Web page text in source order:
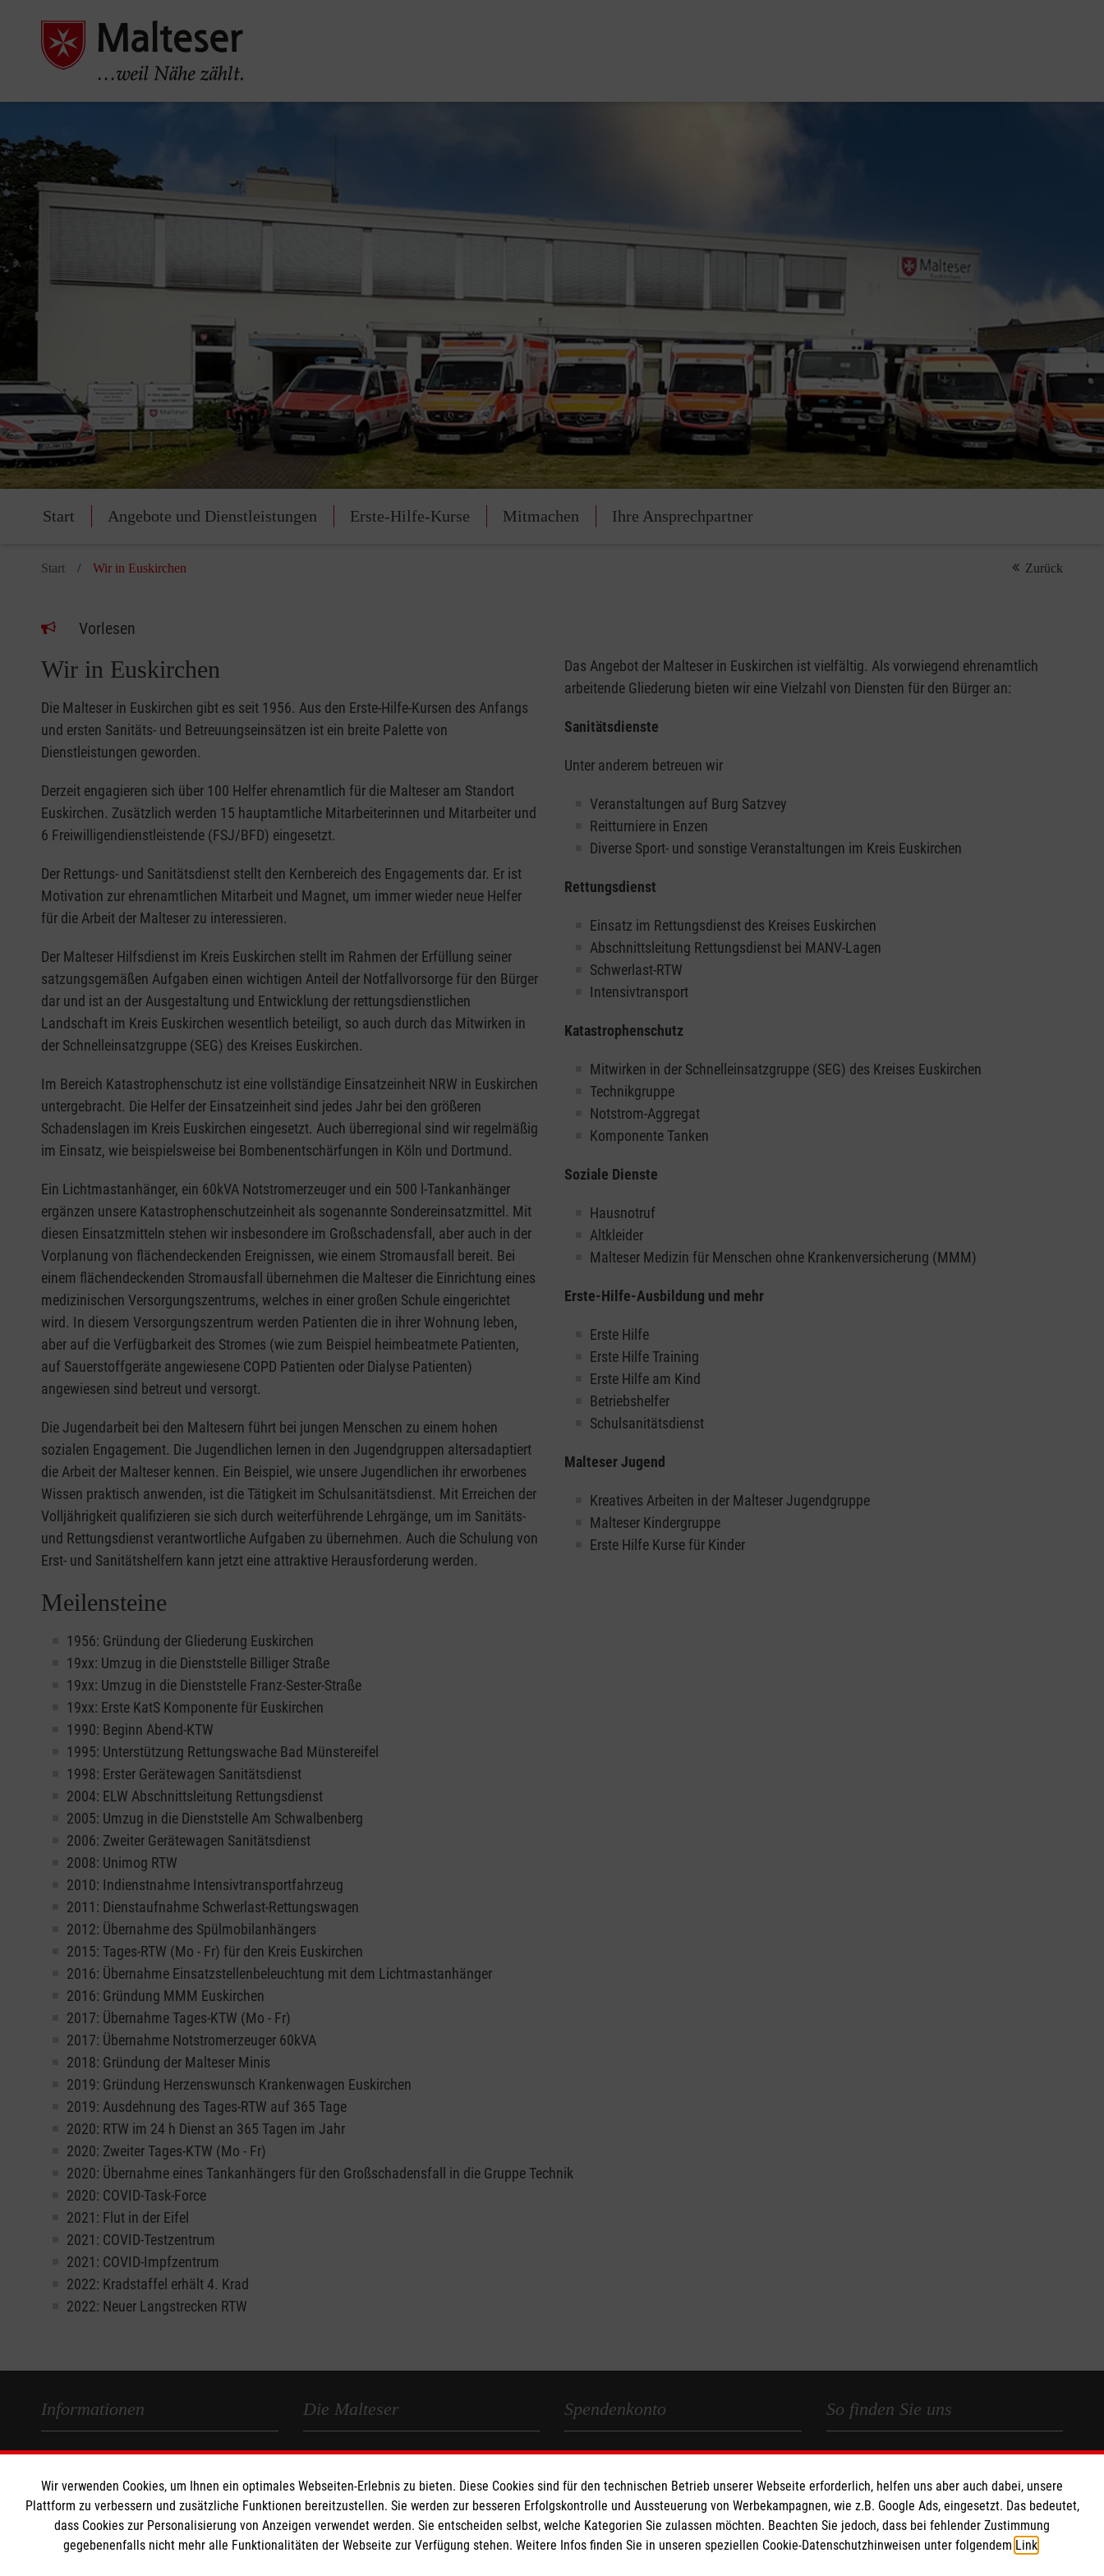
Start Angebote und Dienstleistungen Erste-Hilfe-Kurse Mitmachen Ihre Ansprechpartner
Start Wir in Euskirchen Zurück
Vorlesen
Wir in Euskirchen
Die Malteser in Euskirchen gibt es seit 1956. Aus den Erste-Hilfe-Kursen des Anfangs
und ersten Sanitäts- und Betreuungseinsätzen ist ein breite Palette von
Dienstleistungen geworden.
Derzeit engagieren sich über 100 Helfer ehrenamtlich für die Malteser am Standort
Euskirchen. Zusätzlich werden 15 hauptamtliche Mitarbeiterinnen und Mitarbeiter und
6 Freiwilligendienstleistende (FSJ/BFD) eingesetzt.
Der Rettungs- und Sanitätsdienst stellt den Kernbereich des Engagements dar. Er ist
Motivation zur ehrenamtlichen Mitarbeit und Magnet, um immer wieder neue Helfer
für die Arbeit der Malteser zu interessieren.
Der Malteser Hilfsdienst im Kreis Euskirchen stellt im Rahmen der Erfüllung seiner
satzungsgemäßen Aufgaben einen wichtigen Anteil der Notfallvorsorge für den Bürger
dar und ist an der Ausgestaltung und Entwicklung der rettungsdienstlichen
Landschaft im Kreis Euskirchen wesentlich beteiligt, so auch durch das Mitwirken in
der Schnelleinsatzgruppe (SEG) des Kreises Euskirchen.
Im Bereich Katastrophenschutz ist eine vollständige Einsatzeinheit NRW in Euskirchen
untergebracht. Die Helfer der Einsatzeinheit sind jedes Jahr bei den größeren
Schadenslagen im Kreis Euskirchen eingesetzt. Auch überregional sind wir regelmäßig
im Einsatz, wie beispielsweise bei Bombenentschärfungen in Köln und Dortmund.
Ein Lichtmastanhänger, ein 60kVA Notstromerzeuger und ein 500 l-Tankanhänger
ergänzen unsere Katastrophenschutzeinheit als sogenannte Sondereinsatzmittel. Mit
diesen Einsatzmitteln stehen wir insbesondere im Großschadensfall, aber auch in der
Vorplanung von flächendeckenden Ereignissen, wie einem Stromausfall bereit. Bei
einem flächendeckenden Stromausfall übernehmen die Malteser die Einrichtung eines
medizinischen Versorgungszentrums, welches in einer großen Schule eingerichtet
wird. In diesem Versorgungszentrum werden Patienten die in ihrer Wohnung leben,
aber auf die Verfügbarkeit des Stromes (wie zum Beispiel heimbeatmete Patienten,
auf Sauerstoffgeräte angewiesene COPD Patienten oder Dialyse Patienten)
angewiesen sind betreut und versorgt.
Die Jugendarbeit bei den Maltesern führt bei jungen Menschen zu einem hohen
sozialen Engagement. Die Jugendlichen lernen in den Jugendgruppen altersadaptiert
die Arbeit der Malteser kennen. Ein Beispiel, wie unsere Jugendlichen ihr erworbenes
Wissen praktisch anwenden, ist die Tätigkeit im Schulsanitätsdienst. Mit Erreichen der
Volljährigkeit qualifizieren sie sich durch weiterführende Lehrgänge, um im Sanitäts-
und Rettungsdienst verantwortliche Aufgaben zu übernehmen. Auch die Schulung von
Erst- und Sanitätshelfern kann jetzt eine attraktive Herausforderung werden.
Das Angebot der Malteser in Euskirchen ist vielfältig. Als vorwiegend ehrenamtlich
arbeitende Gliederung bieten wir eine Vielzahl von Diensten für den Bürger an:
Sanitätsdienste
Unter anderem betreuen wir
Veranstaltungen auf Burg Satzvey
Reitturniere in Enzen
Diverse Sport- und sonstige Veranstaltungen im Kreis Euskirchen
Rettungsdienst
Einsatz im Rettungsdienst des Kreises Euskirchen
Abschnittsleitung Rettungsdienst bei MANV-Lagen
Schwerlast-RTW
Intensivtransport
Katastrophenschutz
Mitwirken in der Schnelleinsatzgruppe (SEG) des Kreises Euskirchen
Technikgruppe
Notstrom-Aggregat
Komponente Tanken
Soziale Dienste
Hausnotruf
Altkleider
Malteser Medizin für Menschen ohne Krankenversicherung (MMM)
Erste-Hilfe-Ausbildung und mehr
Erste Hilfe
Erste Hilfe Training
Erste Hilfe am Kind
Betriebshelfer
Schulsanitätsdienst
Malteser Jugend
Kreatives Arbeiten in der Malteser Jugendgruppe
Malteser Kindergruppe
Erste Hilfe Kurse für Kinder
Meilensteine
1956: Gründung der Gliederung Euskirchen
19xx: Umzug in die Dienststelle Billiger Straße
19xx: Umzug in die Dienststelle Franz-Sester-Straße
19xx: Erste KatS Komponente für Euskirchen
1990: Beginn Abend-KTW
1995: Unterstützung Rettungswache Bad Münstereifel
1998: Erster Gerätewagen Sanitätsdienst
2004: ELW Abschnittsleitung Rettungsdienst
2005: Umzug in die Dienststelle Am Schwalbenberg
2006: Zweiter Gerätewagen Sanitätsdienst
2008: Unimog RTW
2010: Indienstnahme Intensivtransportfahrzeug
2011: Dienstaufnahme Schwerlast-Rettungswagen
2012: Übernahme des Spülmobilanhängers
2015: Tages-RTW (Mo - Fr) für den Kreis Euskirchen
2016: Übernahme Einsatzstellenbeleuchtung mit dem Lichtmastanhänger
2016: Gründung MMM Euskirchen
2017: Übernahme Tages-KTW (Mo - Fr)
2017: Übernahme Notstromerzeuger 60kVA
2018: Gründung der Malteser Minis
2019: Gründung Herzenswunsch Krankenwagen Euskirchen
2019: Ausdehnung des Tages-RTW auf 365 Tage
2020: RTW im 24 h Dienst an 365 Tagen im Jahr
2020: Zweiter Tages-KTW (Mo - Fr)
2020: Übernahme eines Tankanhängers für den Großschadensfall in die Gruppe Technik
2020: COVID-Task-Force
2021: Flut in der Eifel
2021: COVID-Testzentrum
2021: COVID-Impfzentrum
2022: Kradstaffel erhält 4. Krad
2022: Neuer Langstrecken RTW
Informationen
Impressum
Datenschutz
Barrierefreiheit
Kontakt
Die Malteser
Malteser in Deutschland
Malteserorden
Sharepoint
Spendenkonto
Empfänger: Malteser Hilfsdienst e.V.
IBAN: DE58 3706 0193 0101 5150 10
BIC: GENODED1PAX
So finden Sie uns
Malteser Hilfsdienst e.V.
Stadtgeschäftsstelle Euskirchen
Am Schwalbenberg 5
53879 Euskirchen
Telefon: (0 22 51) 6 50 50 1-0
Wir verwenden Cookies, um Ihnen ein optimales Webseiten-Erlebnis zu bieten. Diese Cookies sind für den technischen Betrieb unserer Webseite erforderlich, helfen uns aber auch dabei, unsere
Plattform zu verbessern und zusätzliche Funktionen bereitzustellen. Sie werden zur besseren Erfolgskontrolle und Aussteuerung von Werbekampagnen, wie z.B. Google Ads, eingesetzt. Das bedeutet,
dass Cookies zur Personalisierung von Anzeigen verwendet werden. Sie entscheiden selbst, welche Kategorien Sie zulassen möchten. Beachten Sie jedoch, dass bei fehlender Zustimmung
gegebenenfalls nicht mehr alle Funktionalitäten der Webseite zur Verfügung stehen. Weitere Infos finden Sie in unseren speziellen Cookie-Datenschutzhinweisen unter folgendem Link